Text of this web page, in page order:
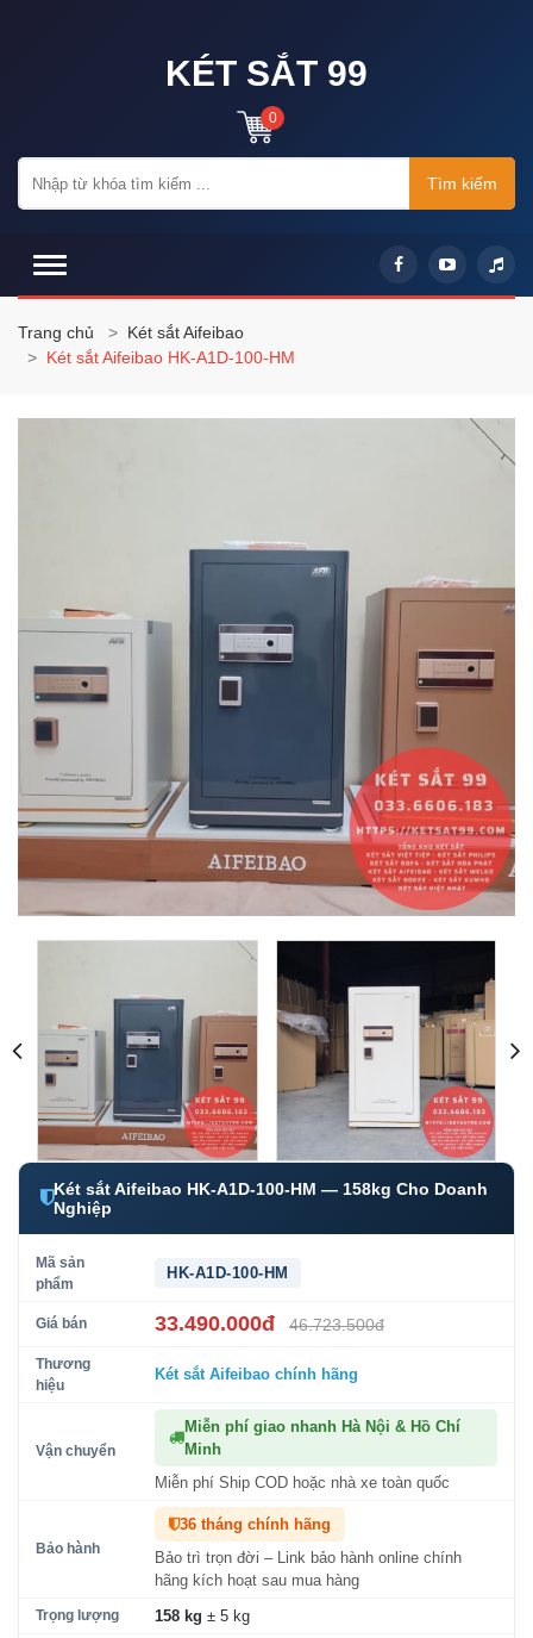
KÉT SẮT 99
0
Tìm kiếm
Trang chủ
Két sắt Aifeibao
Két sắt Aifeibao HK-A1D-100-HM
Két sắt Aifeibao HK-A1D-100-HM — 158kg Cho Doanh
Nghiệp
Mã sản
phẩm
HK-A1D-100-HM
Giá bán 33.490.000đ 46.723.500đ
Thương
hiệu
Két sắt Aifeibao chính hãng
Vận chuyển
Miễn phí giao nhanh Hà Nội & Hồ Chí
Minh
Miễn phí Ship COD hoặc nhà xe toàn quốc
Bảo hành
36 tháng chính hãng
Bảo trì trọn đời – Link bảo hành online chính
hãng kích hoạt sau mua hàng
Trọng lượng 158 kg ± 5 kg